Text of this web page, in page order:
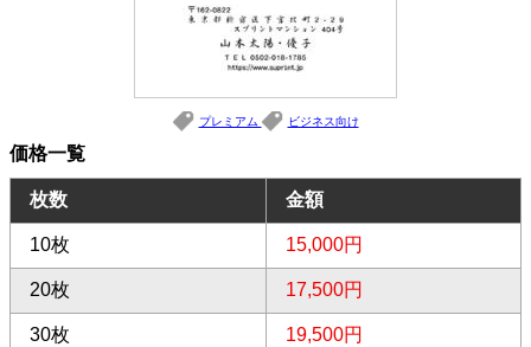
プレミアム ビジネス向け
価格一覧
枚数 金額
10枚 15,000円
20枚 17,500円
30枚 19,500円